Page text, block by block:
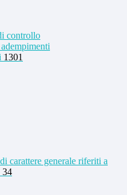
controllo
1301
carattere generale riferiti a
34